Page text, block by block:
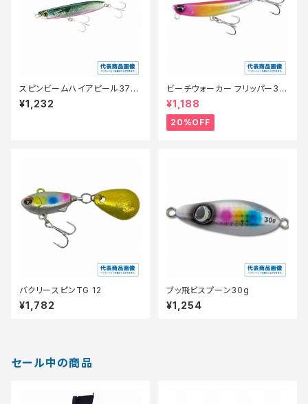
スピンビームハイアピール37ｇ
JG−237V
¥1,232
ビーチウォーカー フリッパー32
g【特価ルアー】【20】
¥1,188
20%OFF
バクリースピンTG 12
¥1,782
ブッ飛ビスプーン30g
¥1,254
セール中の商品